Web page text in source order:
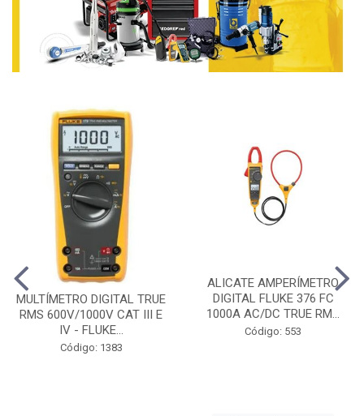
MULTÍMETRO DIGITAL TRUE
RMS 600V/1000V CAT III E
IV - FLUKE...
Código: 1383
ALICATE AMPERÍMETRO
DIGITAL FLUKE 376 FC
1000A AC/DC TRUE RM...
Código: 553